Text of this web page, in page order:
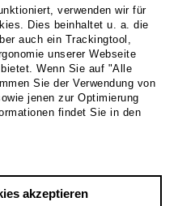
verwenden wir für
Dies beinhaltet u. a. die
auch ein Trackingtool,
unserer Webseite
Wenn Sie auf "Alle
Sie der Verwendung von
jenen zur Optimierung
findet Sie in den
akzeptieren